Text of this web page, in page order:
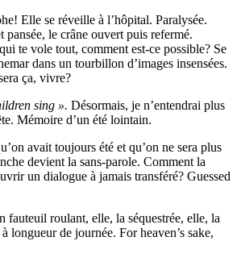
Elle se réveille à l’hôpital. Paralysée.
pansée, le crâne ouvert puis refermé.
te vole tout, comment est-ce possible? Se
dans un tourbillon d’images insensées.
ça, vivre?
sing ». Désormais, je n’entendrai plus
Mémoire d’un été lointain.
avait toujours été et qu’on ne sera plus
devient la sans-parole. Comment la
un dialogue à jamais transféré? Guessed
fauteuil roulant, elle, la séquestrée, elle, la
longueur de journée. For heaven’s sake,